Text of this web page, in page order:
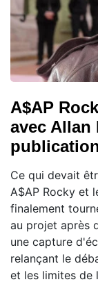
A$AP
avec Allan
Ce qui devait
A$AP Rocky et
finalement
au projet après
une capture
relançant le
et les limites de